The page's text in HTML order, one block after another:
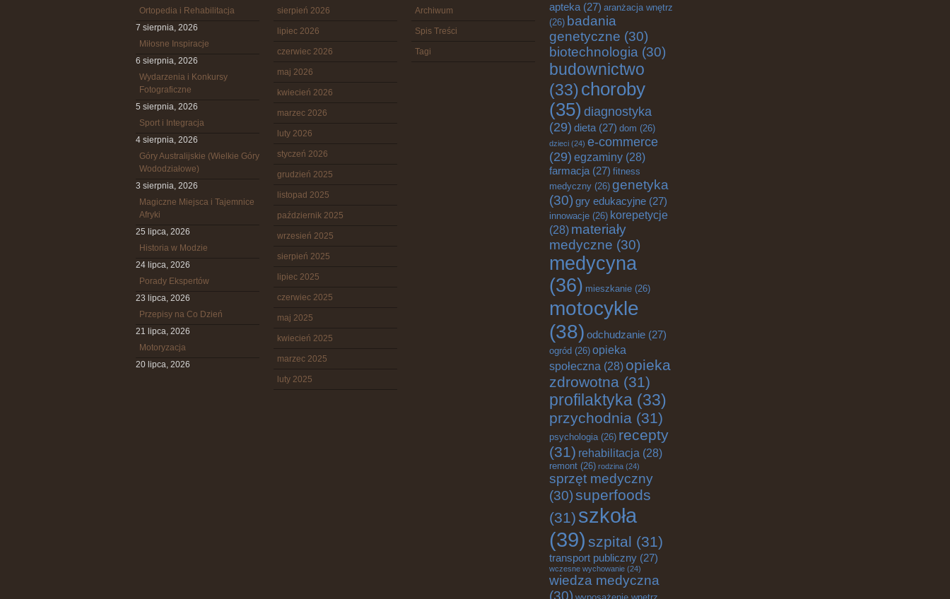
Ortopedia i Rehabilitacja
7 sierpnia, 2026
Miłosne Inspiracje
6 sierpnia, 2026
Wydarzenia i Konkursy
Fotograficzne
5 sierpnia, 2026
Sport i Integracja
4 sierpnia, 2026
Góry Australijskie (Wielkie Góry
Wododziałowe)
3 sierpnia, 2026
Magiczne Miejsca i Tajemnice
Afryki
25 lipca, 2026
Historia w Modzie
24 lipca, 2026
Porady Ekspertów
23 lipca, 2026
Przepisy na Co Dzień
21 lipca, 2026
Motoryzacja
20 lipca, 2026
sierpień 2026
lipiec 2026
czerwiec 2026
maj 2026
kwiecień 2026
marzec 2026
luty 2026
styczeń 2026
grudzień 2025
listopad 2025
październik 2025
wrzesień 2025
sierpień 2025
lipiec 2025
czerwiec 2025
maj 2025
kwiecień 2025
marzec 2025
luty 2025
Archiwum
Spis Treści
Tagi
apteka (27) aranżacja wnętrz
(26) badania
genetyczne (30)
biotechnologia (30)
budownictwo
(33)choroby
(35) diagnostyka
(29) dieta (27) dom (26)
dzieci (24) e-commerce
(29) egzaminy (28)
farmacja (27) fitness
medyczny (26) genetyka
(30) gry edukacyjne (27)
innowacje (26) korepetycje
(28) materiały
medyczne (30)
medycyna
(36) mieszkanie (26)
motocykle
(38) odchudzanie (27)
ogród (26) opieka
społeczna (28) opieka
zdrowotna (31)
profilaktyka (33)
przychodnia (31)
psychologia(26) recepty
(31) rehabilitacja (28)
remont (26) rodzina (24)
sprzęt medyczny
(30)superfoods
(31) szkoła
(39) szpital (31)
transport publiczny (27)
wczesne wychowanie (24)
wiedza medyczna
(30)